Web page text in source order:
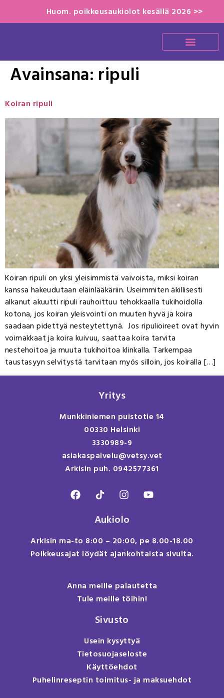
Huom. poikkeusaukiolot kesällä 2026 >>
Avainsana: ripuli
Koiran ripuli
Koiran ripuli on yksi yleisimmistä vaivoista, miksi koiran
kanssa hakeudutaan eläinlääkäriin. Useimmiten äkillisesti
alkanut akuutti ripuli rauhoittuu tehokkaalla tukihoidolla
kotona, jos koiran yleisvointi on muuten hyvä ja koira
saadaan pidettyä nesteytettynä. Jos ripulioireet ovat hyvin
voimakkaat ja koira kuivuu, saattaa koira tarvita
nestehoitoa ja muuta tukihoitoa klinkalla. Tarkempaa
taustasyyn selvitystä tarvitaan myös silloin, jos koiralla […]
Yritys
Munkkiniemen puistotie 14
00330 Helsinki
3330989-9
asiakaspalvelu@vetsy.vet
Arkisin puh. 0942577361
Aukiolo
Arkisin ma-to 8:00 – 20:00, pe 8.00-18.00
Poikkeusajat löydät ajankohtaista sivulta.
Anna meille palautetta
Tule meille töihin!
Sivusto
Usein kysyttyä
Tietosuojaseloste
Käyttöehdot
Puhelinreseptin toimitus- ja maksuehdot